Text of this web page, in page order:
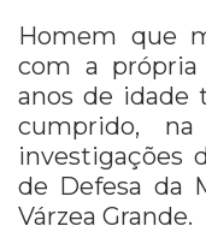
Homem que
com a
anos de idade
cumprido, na
investigações
de Defesa da
Várzea Grande.